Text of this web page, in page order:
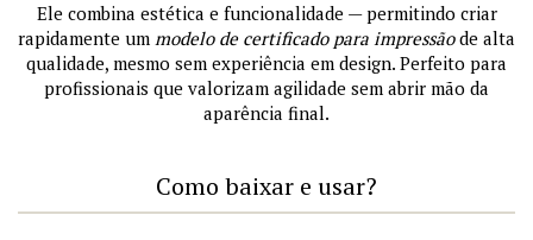
Ele combina estética e funcionalidade — permitindo criar
rapidamente um modelo de certificado para impressãode alta
qualidade, mesmo sem experiência em design. Perfeito para
profissionais que valorizam agilidade sem abrir mão da
aparência final.
Como baixar e usar?